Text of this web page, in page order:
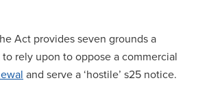
Act provides seven grounds a
rely upon to oppose a commercial
and serve a ‘hostile’ s25 notice.